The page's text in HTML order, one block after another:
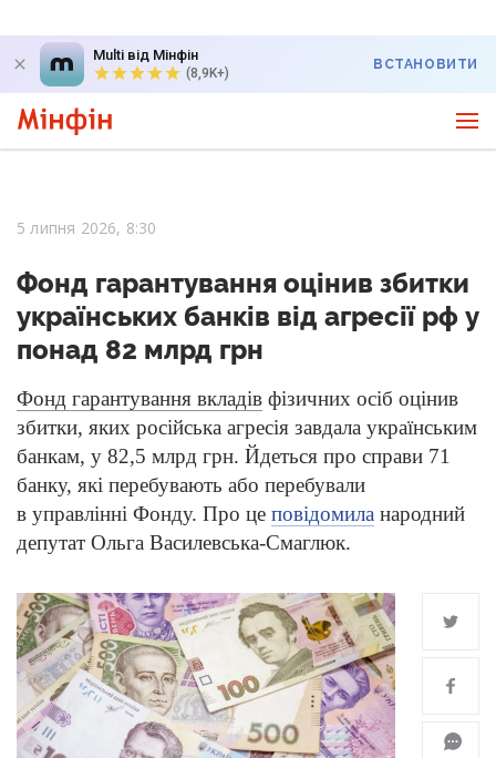
Multi від Мінфін
(8,9K+)
ВСТАНОВИТИ
5 липня 2026, 8:30
Фонд гарантування оцінив збитки
українських банків від агресії рф у
понад 82 млрд грн
Фонд гарантування вкладів фізичних осіб оцінив
збитки, яких російська агресія завдала українським
банкам, у 82,5 млрд грн. Йдеться про справи 71
банку, які перебувають або перебували
в управлінні Фонду. Про це повідомила народний
депутат Ольга Василевська-Смаглюк.